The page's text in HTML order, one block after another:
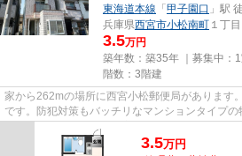
東海道本線 「 甲子園口 」駅
兵庫県西宮市小松南町 １丁目
3.5万円
築年数：築35年 ｜募集中：
階数：3階建
家から262mの場所に西宮小松郵便局があります
です。防犯対策もバッチリなマンションタイプ
り揃えている当社は、お客様の...
3.5万円